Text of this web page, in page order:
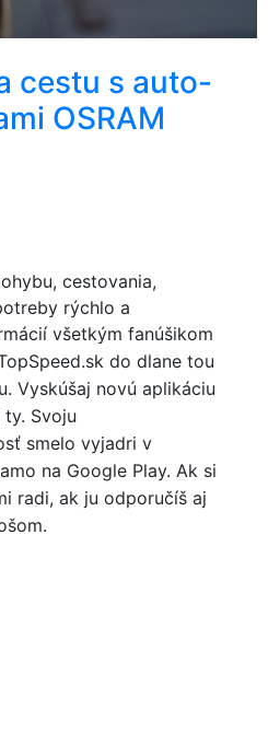
cestu s auto-
OSRAM
cestovania,
rýchlo a
všetkým fanúšikom
do dlane tou
Vyskúšaj novú aplikáciu
Svoju
smelo vyjadri v
na Google Play. Ak si
radi, ak ju odporučíš aj